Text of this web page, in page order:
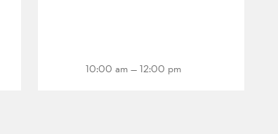
10:00 am — 12:00 pm